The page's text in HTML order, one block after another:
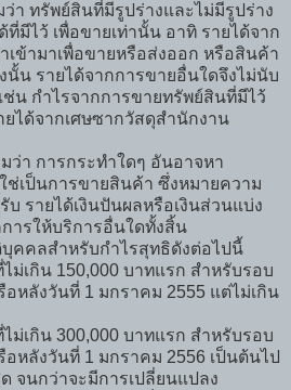
ว่า ทรัพย์สินที่มีรูปร่างและไม่มีรูปร่าง
มีไว้ เพื่อขายเท่านั้น อาทิ รายได้จาก
ข้ามาเพื่อขายหรือส่งออก หรือสินค้า
นั้น รายได้จากการขายอื่นใดจึงไม่นับ
น กำไรจากการขายทรัพย์สินที่มีไว้
ได้จากเศษซากวัสดุสำนักงาน
ว่า การกระทำใดๆ อันอาจหา
เป็นการขายสินค้า ซึ่งหมายความ
บ รายได้เงินปันผลหรือเงินส่วนแบ่ง
ารให้บริการอื่นใดทั้งสิ้น
บุคคลสำหรับกำไรสุทธิดังต่อไปนี้
ม่เกิน 150,000 บาทแรก สำหรับรอบ
อหลังวันที่ 1 มกราคม 2555 แต่ไม่เกิน
ม่เกิน 300,000 บาทแรก สำหรับรอบ
หลังวันที่ 1 มกราคม 2556 เป็นต้นไป
จนกว่าจะมีการเปลี่ยนแปลง